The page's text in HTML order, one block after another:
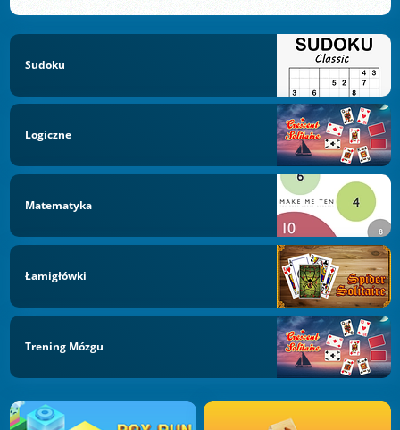
Sudoku
Logiczne
Matematyka
Łamigłówki
Trening Mózgu